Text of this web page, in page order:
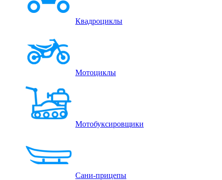
Квадроциклы
Мотоциклы
Мотобуксировщики
Сани-прицепы